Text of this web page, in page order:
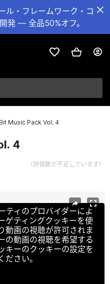
ル・フレームワーク・コ
発 — 全品50%オフ。
Music Pack Vol. 4
4
（評価数が不足しています）
ティのプロバイダーによ
ゲティングクッキーを使
動画の視聴が許可されま
の動画の視聴を希望する
キーのクッキーの設定を
ださい。